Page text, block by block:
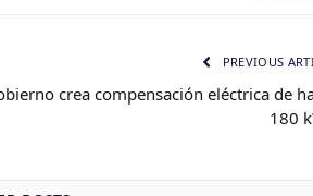
PREVIOUS
crea compensación eléctrica de
180